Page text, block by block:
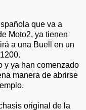
que va a
Moto2, ya tienen
a una Buell en un
y ya han comenzado
manera de abrirse
original de la